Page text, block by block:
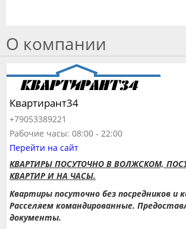
О компании
Квартирант34
+79053389221
Рабочие часы: 08:00 - 22:00
Перейти на сайт
КВАРТИРЫ ПОСУТОЧНО В ВОЛЖСКОМ,
КВАРТИР И НА ЧАСЫ.
Квартиры посуточно без посредников и
Расселяем командированные.
документы.